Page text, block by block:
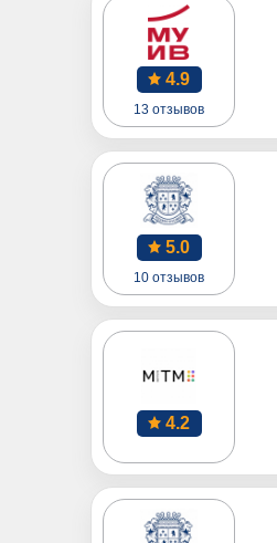
4.9
13 отзывов
5.0
10 отзывов
4.2